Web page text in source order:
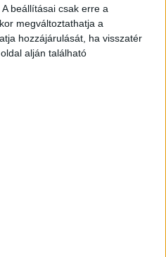
beállításai csak erre a
megváltoztathatja a
hozzájárulását, ha visszatér
alján található
KOSÁRBA TESZEM